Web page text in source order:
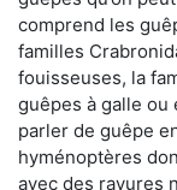
comprend les
familles
fouisseuses, la
guêpes à galle ou
parler de guêpe
hyménoptères
avec des rayures